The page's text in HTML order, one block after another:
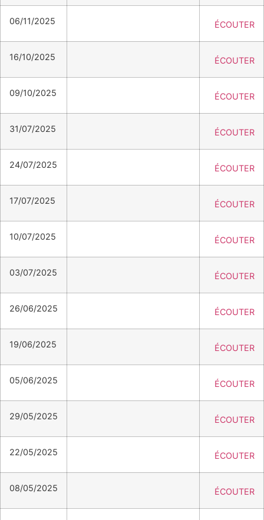
06/11/2025 ÉCOUTER
16/10/2025 ÉCOUTER
09/10/2025 ÉCOUTER
31/07/2025 ÉCOUTER
24/07/2025 ÉCOUTER
17/07/2025 ÉCOUTER
10/07/2025 ÉCOUTER
03/07/2025 ÉCOUTER
26/06/2025 ÉCOUTER
19/06/2025 ÉCOUTER
05/06/2025 ÉCOUTER
29/05/2025 ÉCOUTER
22/05/2025 ÉCOUTER
08/05/2025 ÉCOUTER